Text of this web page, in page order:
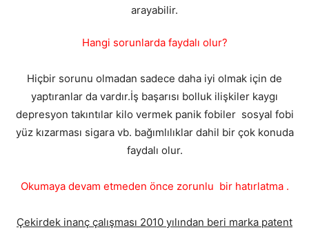
arayabilir.
Hangi sorunlarda faydalı olur?
Hiçbir sorunu olmadan sadece daha iyi olmak için de
yaptıranlar da vardır.İş başarısı bolluk ilişkiler kaygı
depresyon takıntılar kilo vermek panik fobiler sosyal fobi
yüz kızarması sigara vb. bağımlılıklar dahil bir çok konuda
faydalı olur.
Okumaya devam etmeden önce zorunlu bir hatırlatma .
Çekirdek inanç çalışması 2010 yılından beri marka patent